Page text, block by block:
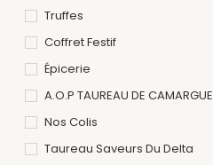
Truffes
Coffret Festif
Épicerie
A.O.P TAUREAU DE CAMARGUE
Nos Colis
Taureau Saveurs Du Delta